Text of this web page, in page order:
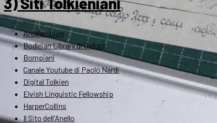
Ardalambion
Bodleian Library di Oxford
Bompiani
Canale Youtube di Paolo Nardi
Digital Tolkien
Elvish Linguistic Fellowship
HarperCollins
Il Sito dell'Anello